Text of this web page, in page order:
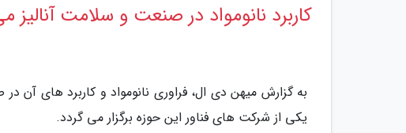
کاربرد نانومواد در صنعت و سلامت آنالیز
به گزارش میهن دی ال، فراوری نانومواد و کاربرد های آن
یکی از شرکت های فناور این حوزه برگزار می گردد.